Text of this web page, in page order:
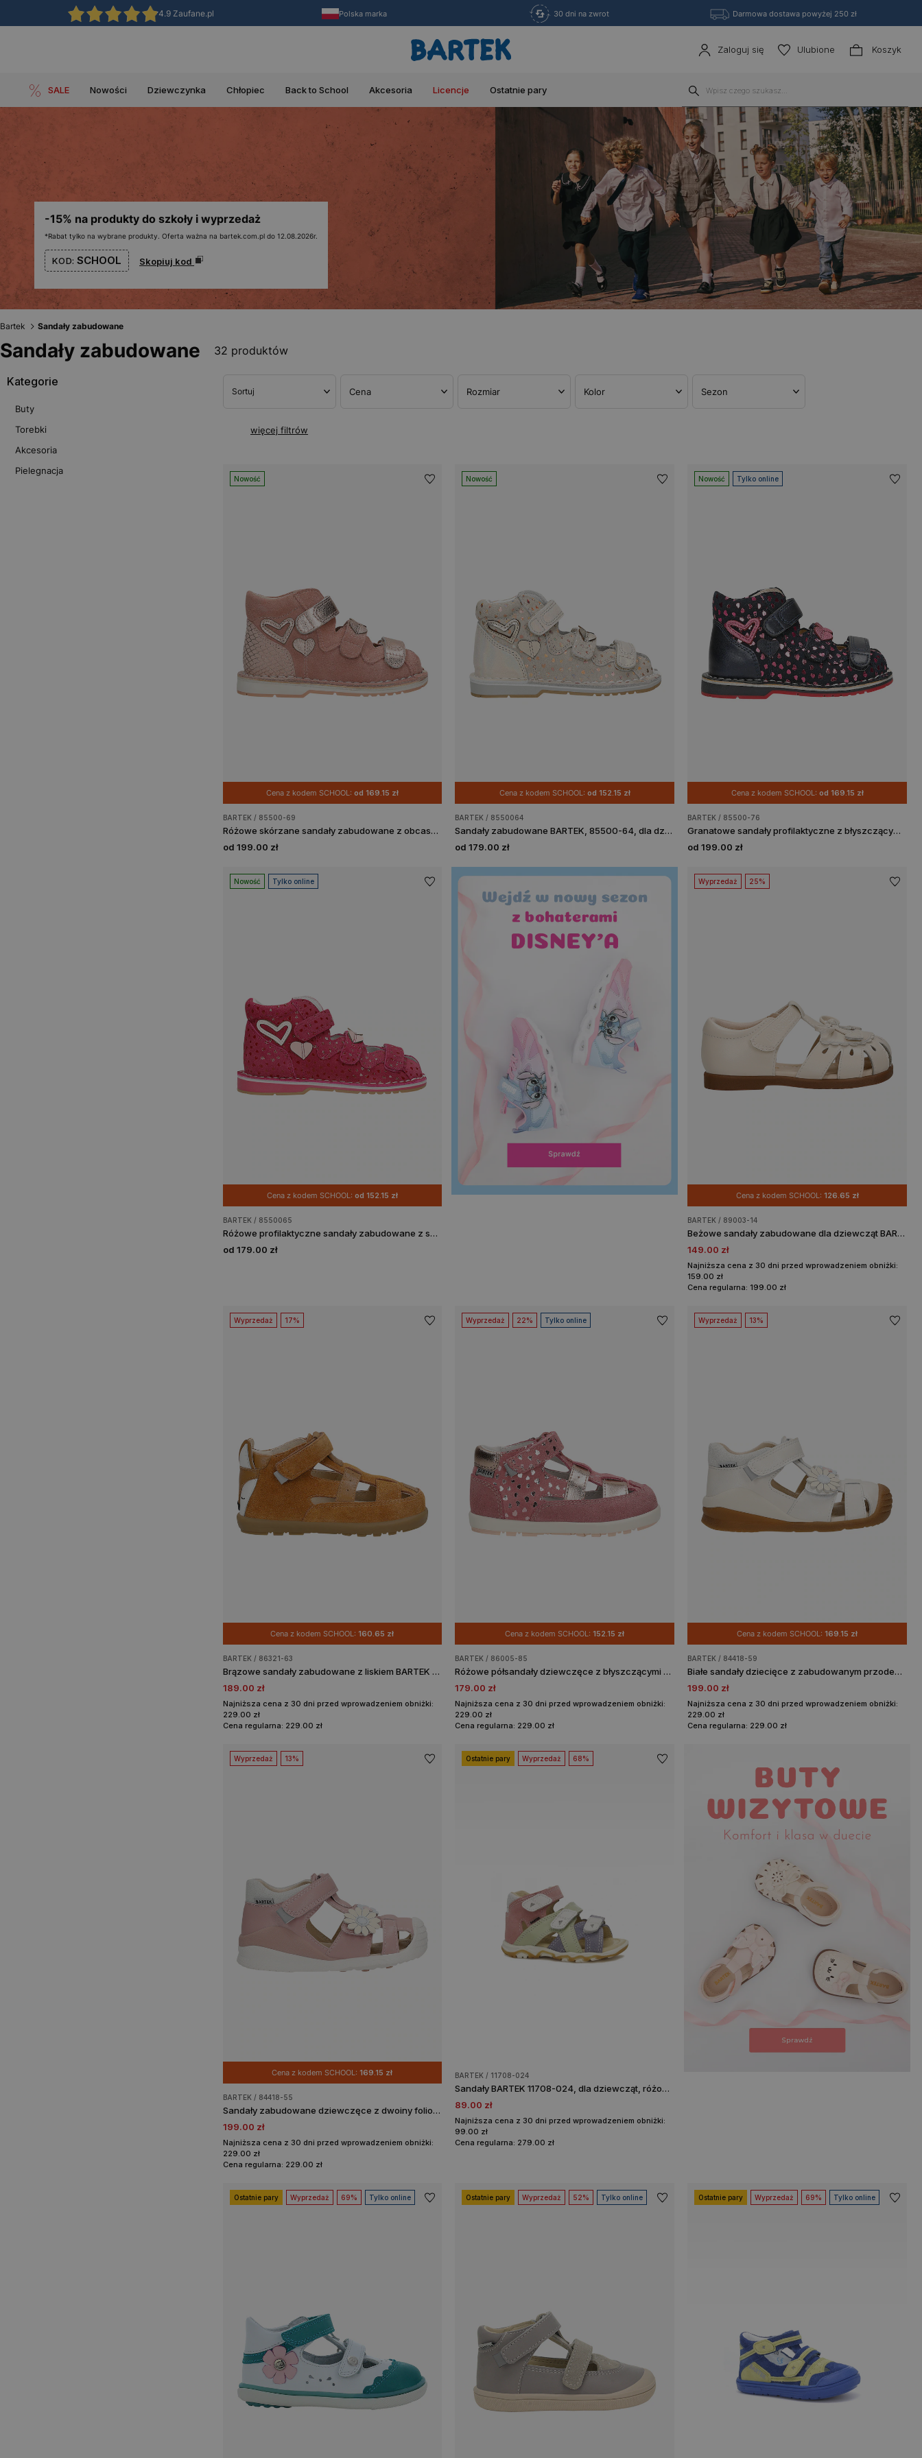
4.9 Zaufane.pl Polska marka 30 dni na zwrot Darmowa dostawa powyżej 250 zł
Zaloguj się Ulubione Koszyk
SALE Nowości Dziewczynka Chłopiec Back to School Akcesoria Licencje Ostatnie pary
-15% na produkty do szkoły i wyprzedaż
*Rabat tylko na wybrane produkty. Oferta ważna na bartek.com.pl do 12.08.2026r.
KOD: SCHOOL Skopiuj kod
Bartek Sandały zabudowane
Sandały zabudowane 32 produktów
Kategorie
Buty
Torebki
Akcesoria
Pielegnacja
Sortuj Cena Rozmiar Kolor Sezon
więcej filtrów
Nowość
Cena z kodem SCHOOL: od 169.15 zł
BARTEK / 85500-69
Różowe skórzane sandały zabudowane z obcasem Thomasa BARTEK 85500-69
od 199.00 zł
Nowość
Cena z kodem SCHOOL: od 152.15 zł
BARTEK / 8550064
Sandały zabudowane BARTEK, 85500-64, dla dziewcząt, beżowo-złote
od 179.00 zł
Nowość Tylko online
Cena z kodem SCHOOL: od 169.15 zł
BARTEK / 85500-76
Granatowe sandały profilaktyczne z błyszczącymi serduszkami, obcas Thomasa BARTEK 85500-76
od 199.00 zł
Nowość Tylko online
Cena z kodem SCHOOL: od 152.15 zł
BARTEK / 8550065
Różowe profilaktyczne sandały zabudowane z serduszami BARTEK 85500-65
od 179.00 zł
Wyprzedaż 25%
Cena z kodem SCHOOL: 126.65 zł
BARTEK / 89003-14
Beżowe sandały zabudowane dla dziewcząt BARTEK 89003-14
149.00 zł
Najniższa cena z 30 dni przed wprowadzeniem obniżki:
159.00 zł
Cena regularna: 199.00 zł
Wyprzedaż 17%
Cena z kodem SCHOOL:160.65 zł
BARTEK / 86321-63
Brązowe sandały zabudowane z liskiem BARTEK 86321-63
189.00 zł
Najniższa cena z 30 dni przed wprowadzeniem obniżki:
229.00 zł
Cena regularna: 229.00 zł
Wyprzedaż 22% Tylko online
Cena z kodem SCHOOL:152.15 zł
BARTEK / 86005-85
Różowe półsandały dziewczęce z błyszczącymi serduszkami BARTEK 86005-85
179.00 zł
Najniższa cena z 30 dni przed wprowadzeniem obniżki:
229.00 zł
Cena regularna: 229.00 zł
Wyprzedaż 13%
Cena z kodem SCHOOL:169.15 zł
BARTEK / 84418-59
Białe sandały dziecięce z zabudowanym przodem BARTEK 84418-59
199.00 zł
Najniższa cena z 30 dni przed wprowadzeniem obniżki:
229.00 zł
Cena regularna: 229.00 zł
Wyprzedaż 13%
Cena z kodem SCHOOL:169.15 zł
BARTEK / 84418-55
Sandały zabudowane dziewczęce z dwoiny foliowanej z aplikacją w kwiatki BARTEK 84418-55
199.00 zł
Najniższa cena z 30 dni przed wprowadzeniem obniżki:
229.00 zł
Cena regularna: 229.00 zł
Ostatnie pary Wyprzedaż 68%
BARTEK / 11708-024
Sandały BARTEK 11708-024, dla dziewcząt, różowo-fioletowy
89.00 zł
Najniższa cena z 30 dni przed wprowadzeniem obniżki:
99.00 zł
Cena regularna: 279.00 zł
Ostatnie pary Wyprzedaż 69% Tylko online Ostatnie pary Wyprzedaż 52% Tylko online Ostatnie pary Wyprzedaż 69% Tylko online